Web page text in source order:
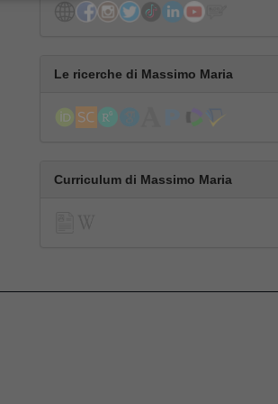
Le ricerche di Massimo Maria
Curriculum di Massimo Maria